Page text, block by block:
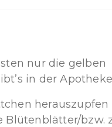
nur die gelben
in der
herauszupfen
Blütenblätter/bzw.